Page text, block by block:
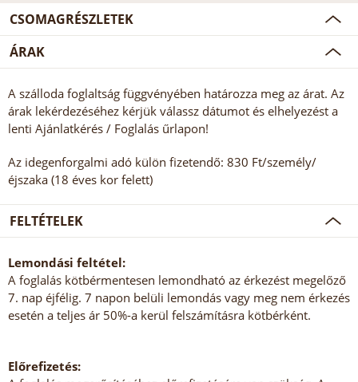
CSOMAGRÉSZLETEK
ÁRAK
A szálloda foglaltság függvényében határozza meg az árat. Az
árak lekérdezéséhez kérjük válassz dátumot és elhelyezést a
lenti Ajánlatkérés / Foglalás űrlapon!
Az idegenforgalmi adó külön fizetendő: 830 Ft/személy/
éjszaka (18 éves kor felett)
FELTÉTELEK
Lemondási feltétel:
A foglalás kötbérmentesen lemondható az érkezést megelőző
7. nap éjfélig. 7 napon belüli lemondás vagy meg nem érkezés
esetén a teljes ár 50%-a kerül felszámításra kötbérként.
Előrefizetés: